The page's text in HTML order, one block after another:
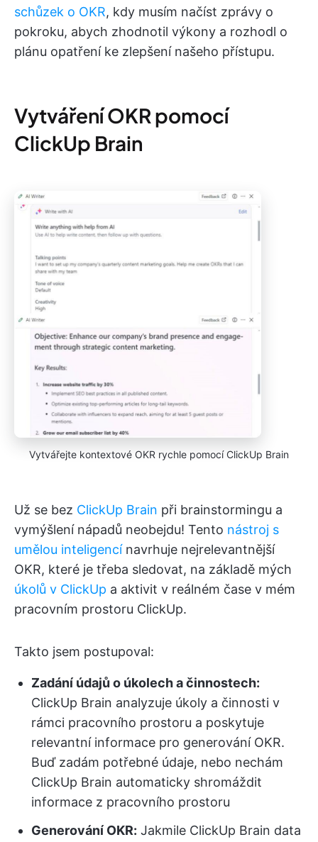
schůzek o OKR, kdy musím načíst zprávy o
pokroku, abych zhodnotil výkony a rozhodl o
plánu opatření ke zlepšení našeho přístupu.
Vytváření OKR pomocí
ClickUp Brain
Vytvářejte kontextové OKR rychle pomocí ClickUp Brain
Už se bez ClickUp Brain při brainstormingu a
vymýšlení nápadů neobejdu! Tento nástroj s
umělou inteligencínavrhuje nejrelevantnější
OKR, které je třeba sledovat, na základě mých
úkolů v ClickUp a aktivit v reálném čase v mém
pracovním prostoru ClickUp.
Takto jsem postupoval:
Zadání údajů o úkolech a činnostech:
ClickUp Brain analyzuje úkoly a činnosti v
rámci pracovního prostoru a poskytuje
relevantní informace pro generování OKR.
Buď zadám potřebné údaje, nebo nechám
ClickUp Brain automaticky shromáždit
informace z pracovního prostoru
Generování OKR: Jakmile ClickUp Brain data